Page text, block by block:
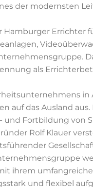
der modernsten
Hamburger Errichter
als
auf das Ausland
und Fortbildung von
Rolf Klauer
ihrem
und flexibel